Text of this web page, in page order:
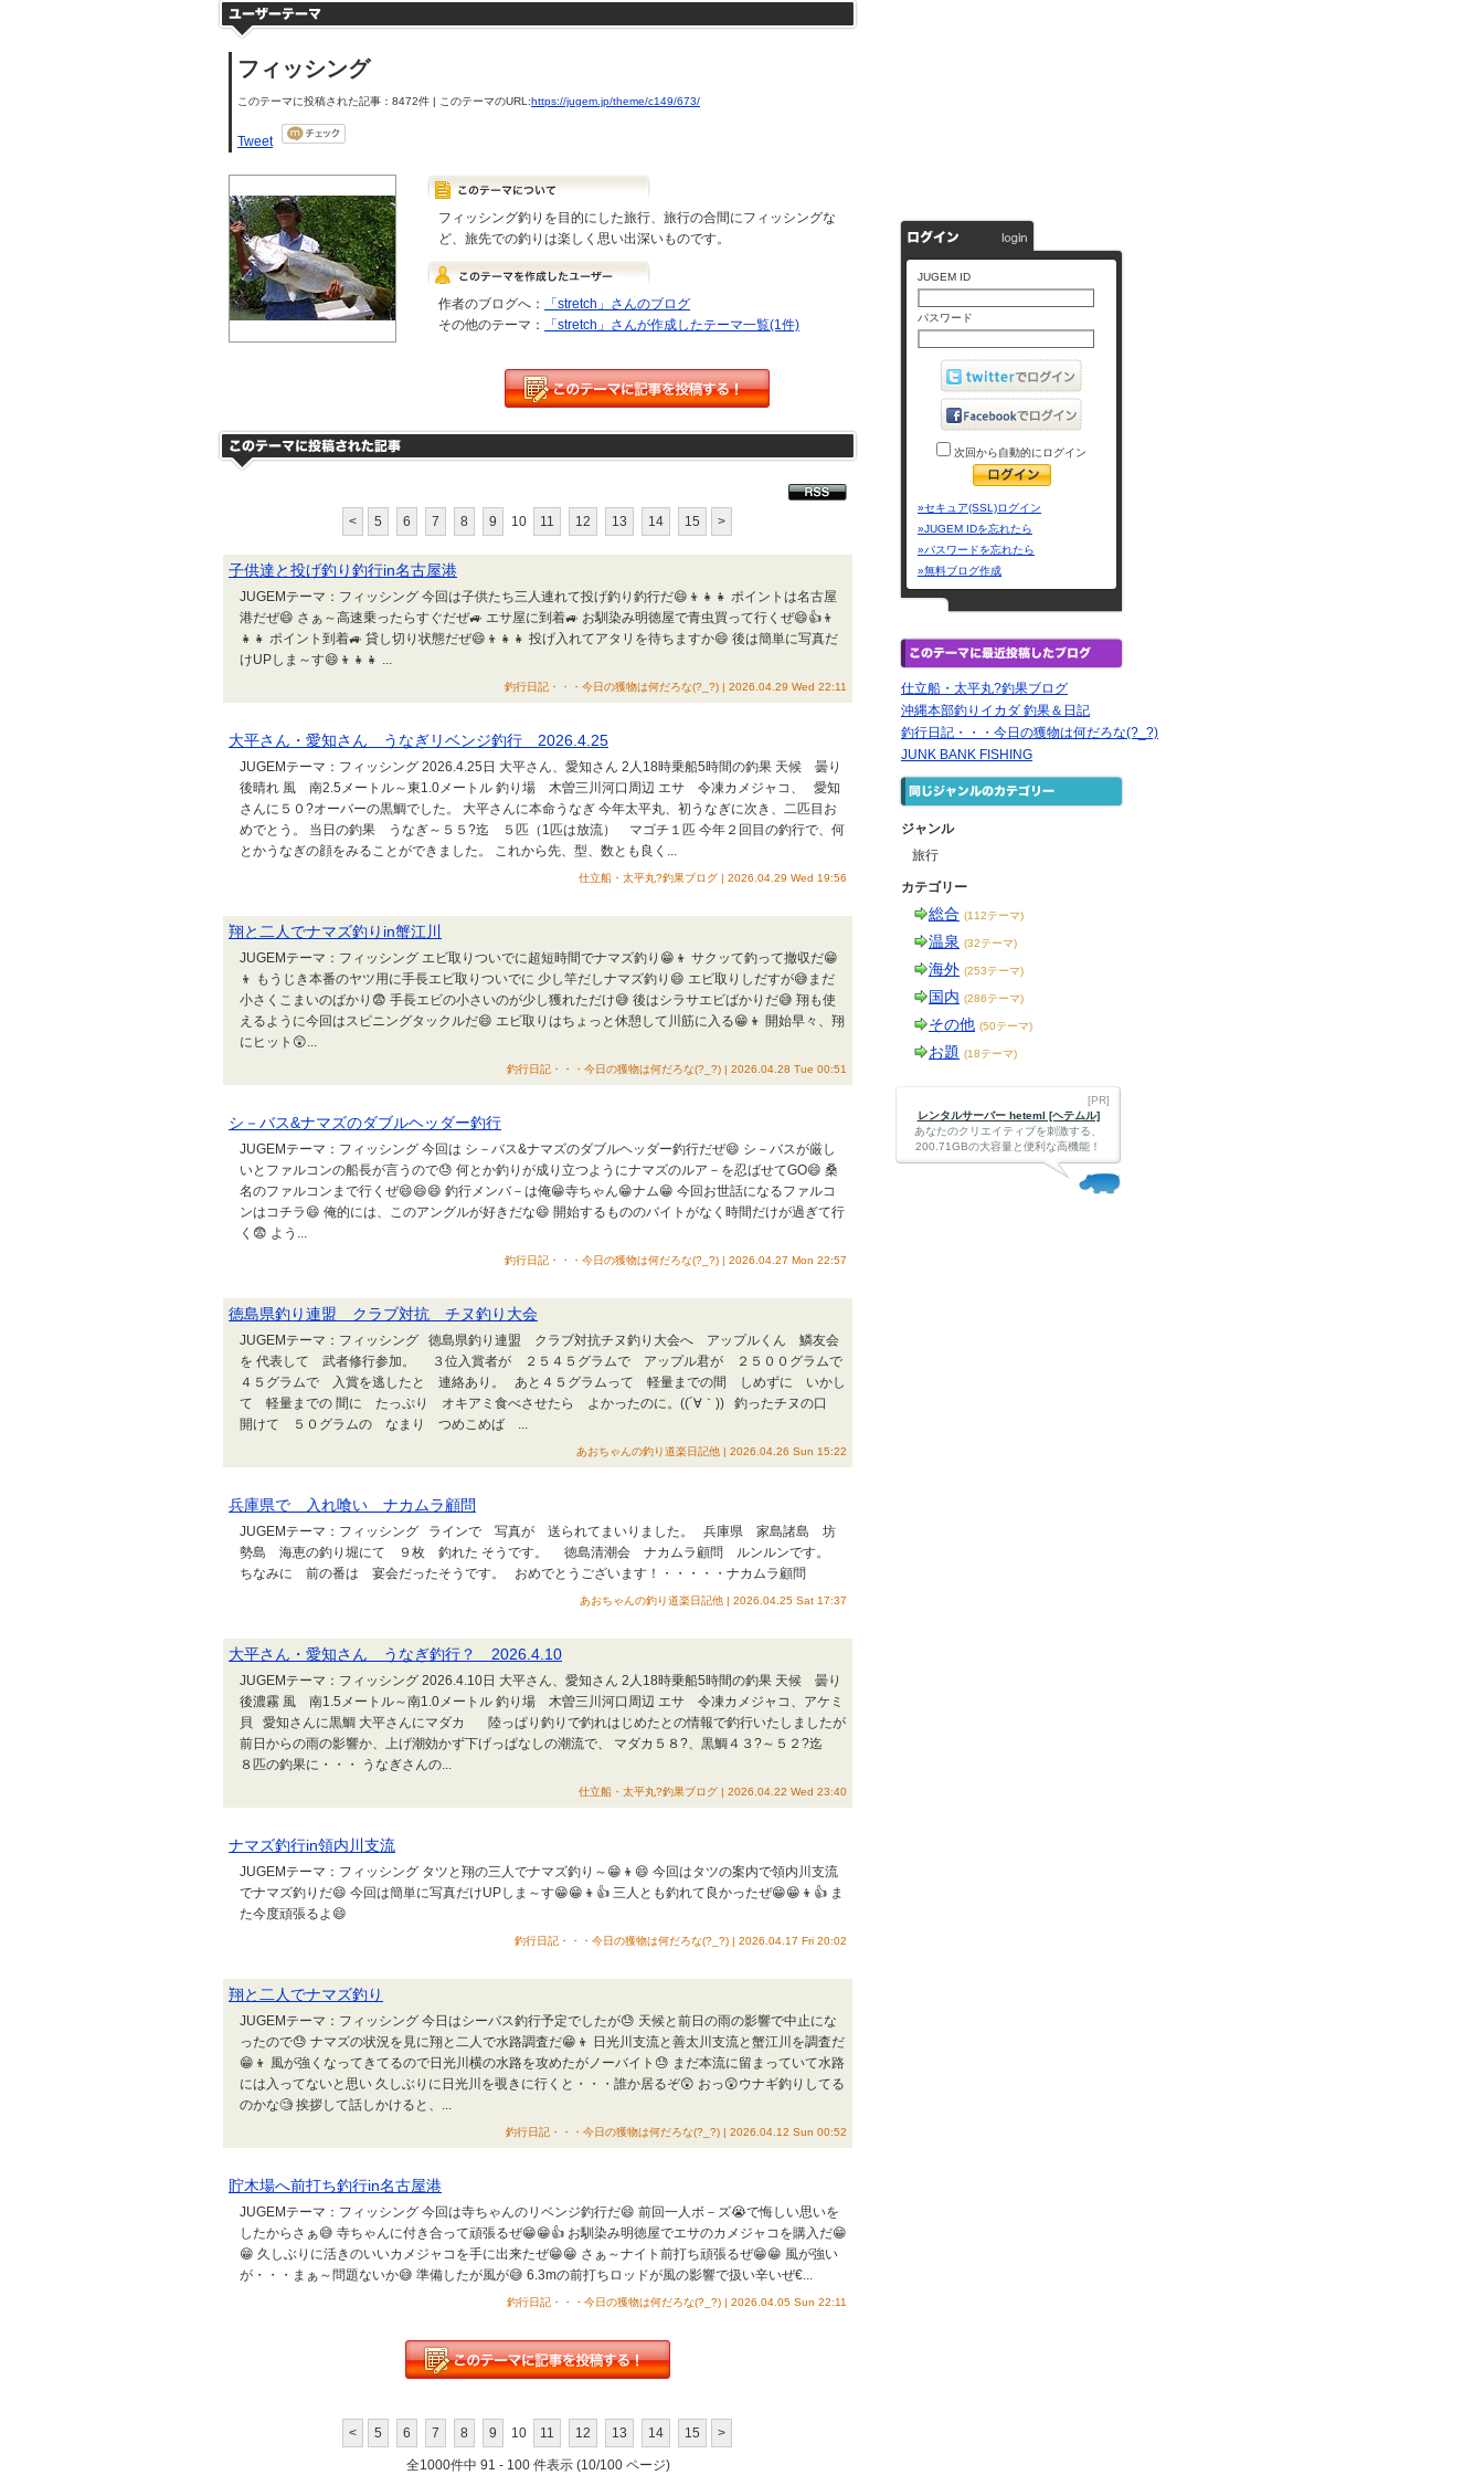
フィッシング
このテーマに投稿された記事：8472件 | このテーマのURL:https://jugem.jp/theme/c149/673/
Tweet
フィッシング釣りを目的にした旅行、旅行の合間にフィッシングな
ど、旅先での釣りは楽しく思い出深いものです。
作者のブログへ：
「stretch」さんのブログ
その他のテーマ：
「stretch」さんが作成したテーマ一覧(1件)
< 5 6 7 8 9 10 11 12 13 14 15 >
子供達と投げ釣り釣行in名古屋港
JUGEMテーマ：フィッシング 今回は子供たち三人連れて投げ釣り釣行だ😄👦👧👧 ポイントは名古屋
港だぜ😄 さぁ～高速乗ったらすぐだぜ🚙 エサ屋に到着🚙 お馴染み明徳屋で青虫買って行くぜ😄👍👦
👧👧 ポイント到着🚙 貸し切り状態だぜ😄👦👧👧 投げ入れてアタリを待ちますか😄 後は簡単に写真だ
けUPしま～す😄👦👧👧 ...
釣行日記・・・今日の獲物は何だろな(?_?) | 2026.04.29 Wed 22:11
大平さん・愛知さん うなぎリベンジ釣行 2026.4.25
JUGEMテーマ：フィッシング 2026.4.25日 大平さん、愛知さん 2人18時乗船5時間の釣果 天候 曇り
後晴れ 風 南2.5メートル～東1.0メートル 釣り場 木曽三川河口周辺 エサ 令凍カメジャコ、 愛知
さんに５０?オーバーの黒鯛でした。 大平さんに本命うなぎ 今年太平丸、初うなぎに次き、二匹目お
めでとう。 当日の釣果 うなぎ～５５?迄 ５匹（1匹は放流） マゴチ１匹 今年２回目の釣行で、何
とかうなぎの顔をみることができました。 これから先、型、数とも良く...
仕立船・太平丸?釣果ブログ | 2026.04.29 Wed 19:56
翔と二人でナマズ釣りin蟹江川
JUGEMテーマ：フィッシング エビ取りついでに超短時間でナマズ釣り😁👦 サクッて釣って撤収だ😁
👦 もうじき本番のヤツ用に手長エビ取りついでに 少し竿だしナマズ釣り😄 エビ取りしだすが😅まだ
小さくこまいのばかり😨 手長エビの小さいのが少し獲れただけ😅 後はシラサエビばかりだ😅 翔も使
えるように今回はスピニングタックルだ😄 エビ取りはちょっと休憩して川筋に入る😁👦 開始早々、翔
にヒット😲...
釣行日記・・・今日の獲物は何だろな(?_?) | 2026.04.28 Tue 00:51
シ－バス&ナマズのダブルヘッダー釣行
JUGEMテーマ：フィッシング 今回は シ－バス&ナマズのダブルヘッダー釣行だぜ😄 シ－バスが厳し
いとファルコンの船長が言うので😓 何とか釣りが成り立つようにナマズのルア－を忍ばせてGO😄 桑
名のファルコンまで行くぜ😄😄😄 釣行メンバ－は俺😁寺ちゃん😁ナム😁 今回お世話になるファルコ
ンはコチラ😄 俺的には、このアングルが好きだな😄 開始するもののバイトがなく時間だけが過ぎて行
く😨 よう...
釣行日記・・・今日の獲物は何だろな(?_?) | 2026.04.27 Mon 22:57
徳島県釣り連盟 クラブ対抗 チヌ釣り大会
JUGEMテーマ：フィッシング 徳島県釣り連盟 クラブ対抗チヌ釣り大会へ アップルくん 鱗友会
を 代表して 武者修行参加。 ３位入賞者が ２５４５グラムで アップル君が ２５００グラムで
４５グラムで 入賞を逃したと 連絡あり。 あと４５グラムって 軽量までの間 しめずに いかし
て 軽量までの 間に たっぷり オキアミ食べさせたら よかったのに。((´∀｀)) 釣ったチヌの口
開けて ５０グラムの なまり つめこめば ...
あおちゃんの釣り道楽日記他 | 2026.04.26 Sun 15:22
兵庫県で 入れ喰い ナカムラ顧問
JUGEMテーマ：フィッシング ラインで 写真が 送られてまいりました。 兵庫県 家島諸島 坊
勢島 海恵の釣り堀にて ９枚 釣れた そうです。 徳島清潮会 ナカムラ顧問 ルンルンです。
ちなみに 前の番は 宴会だったそうです。 おめでとうございます！・・・・・ナカムラ顧問
あおちゃんの釣り道楽日記他 | 2026.04.25 Sat 17:37
大平さん・愛知さん うなぎ釣行？ 2026.4.10
JUGEMテーマ：フィッシング 2026.4.10日 大平さん、愛知さん 2人18時乗船5時間の釣果 天候 曇り
後濃霧 風 南1.5メートル～南1.0メートル 釣り場 木曽三川河口周辺 エサ 令凍カメジャコ、アケミ
貝 愛知さんに黒鯛 大平さんにマダカ 陸っぱり釣りで釣れはじめたとの情報で釣行いたしましたが
前日からの雨の影響か、上げ潮効かず下げっぱなしの潮流で、 マダカ５８?、黒鯛４３?～５２?迄
８匹の釣果に・・・ うなぎさんの...
仕立船・太平丸?釣果ブログ | 2026.04.22 Wed 23:40
ナマズ釣行in領内川支流
JUGEMテーマ：フィッシング タツと翔の三人でナマズ釣り～😁👦😄 今回はタツの案内で領内川支流
でナマズ釣りだ😄 今回は簡単に写真だけUPしま～す😁😁👦👍 三人とも釣れて良かったぜ😁😁👦👍 ま
た今度頑張るよ😄
釣行日記・・・今日の獲物は何だろな(?_?) | 2026.04.17 Fri 20:02
翔と二人でナマズ釣り
JUGEMテーマ：フィッシング 今日はシーバス釣行予定でしたが😓 天候と前日の雨の影響で中止にな
ったので😓 ナマズの状況を見に翔と二人で水路調査だ😁👦 日光川支流と善太川支流と蟹江川を調査だ
😁👦 風が強くなってきてるので日光川横の水路を攻めたがノーバイト😓 まだ本流に留まっていて水路
には入ってないと思い 久しぶりに日光川を覗きに行くと・・・誰か居るぞ😲 おっ😲ウナギ釣りしてる
のかな🧐 挨拶して話しかけると、...
釣行日記・・・今日の獲物は何だろな(?_?) | 2026.04.12 Sun 00:52
貯木場へ前打ち釣行in名古屋港
JUGEMテーマ：フィッシング 今回は寺ちゃんのリベンジ釣行だ😄 前回一人ボ－ズ😭で悔しい思いを
したからさぁ😅 寺ちゃんに付き合って頑張るぜ😁😁👍 お馴染み明徳屋でエサのカメジャコを購入だ😁
😁 久しぶりに活きのいいカメジャコを手に出来たぜ😁😁 さぁ～ナイト前打ち頑張るぜ😁😁 風が強い
が・・・まぁ～問題ないか😅 準備したが風が😅 6.3mの前打ちロッドが風の影響で扱い辛いぜ€...
釣行日記・・・今日の獲物は何だろな(?_?) | 2026.04.05 Sun 22:11
< 5 6 7 8 9 10 11 12 13 14 15 >
全1000件中 91 - 100 件表示 (10/100 ページ)
JUGEM ID
パスワード
次回から自動的にログイン
»セキュア(SSL)ログイン
»JUGEM IDを忘れたら
»パスワードを忘れたら
»無料ブログ作成
仕立船・太平丸?釣果ブログ
沖縄本部釣りイカダ 釣果＆日記
釣行日記・・・今日の獲物は何だろな(?_?)
JUNK BANK FISHING
ジャンル
旅行
カテゴリー
総合 (112テーマ)
温泉 (32テーマ)
海外 (253テーマ)
国内 (286テーマ)
その他 (50テーマ)
お題 (18テーマ)
[PR]
レンタルサーバー heteml [ヘテムル]
あなたのクリエイティブを刺激する、
200.71GBの大容量と便利な高機能！